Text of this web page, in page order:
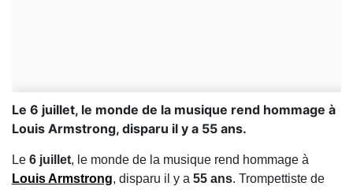
Le 6 juillet, le monde de la musique rend hommage à
Louis Armstrong, disparu il y a 55 ans.
Le 6 juillet, le monde de la musique rend hommage à
Louis Armstrong, disparu il y a 55 ans. Trompettiste de